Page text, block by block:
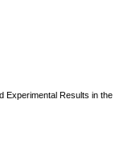
Experimental Results in